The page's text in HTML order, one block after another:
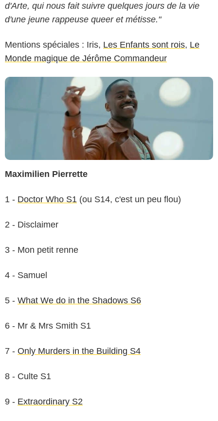
d'Arte, qui nous fait suivre quelques jours de la vie
d'une jeune rappeuse queer et métisse."
Mentions spéciales : Iris, Les Enfants sont rois, Le
Monde magique de Jérôme Commandeur
Maximilien Pierrette
1 - Doctor Who S1 (ou S14, c'est un peu flou)
2 - Disclaimer
3 - Mon petit renne
4 - Samuel
5 - What We do in the Shadows S6
6 - Mr & Mrs Smith S1
7 - Only Murders in the Building S4
8 - Culte S1
9 - Extraordinary S2